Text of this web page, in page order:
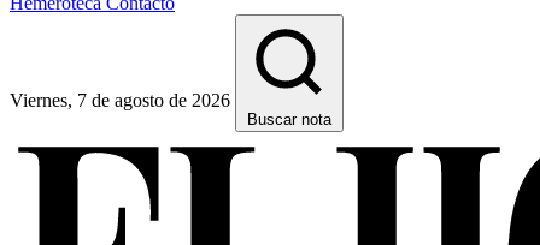
Viernes, 7 de agosto de 2026
Buscar nota